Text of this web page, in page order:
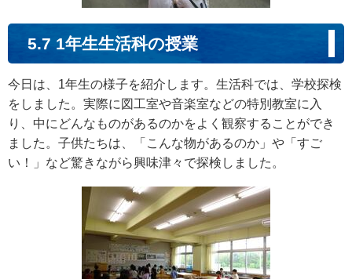
5.7 1年生生活科の授業
今日は、1年生の様子を紹介します。生活科では、学校探検
をしました。実際に図工室や音楽室などの特別教室に入
り、中にどんなものがあるのかをよく観察することができ
ました。子供たちは、「こんな物があるのか」や「すご
い！」など驚きながら興味津々で探検しました。